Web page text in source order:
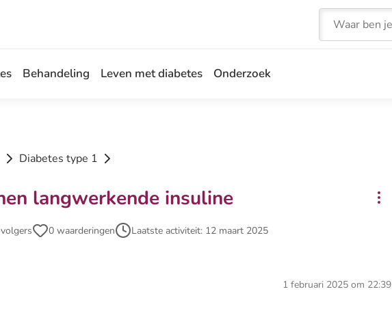
Zoeken
Behandeling Leven met diabetes Onderzoek
Diabetes type 1
langwerkende insuline
0 waarderingen Laatste activiteit: 12 maart 2025
1 februari 2025 om 22:39